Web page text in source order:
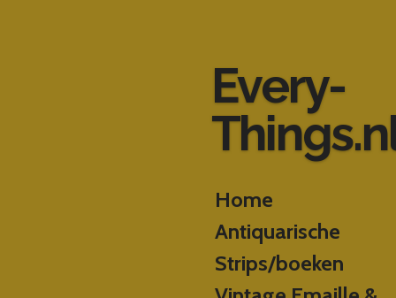
Every-
Home
Antiquarische
Strips/boeken